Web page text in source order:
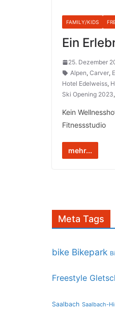
FAMILY/KIDS
Ein
25. Dezember
Alpen, Carver,
Hotel Edelweiss,
Ski Opening 2023,
Kein
Fitnessstudio
mehr...
Meta Tags
bike Bikepark
Freestyle
Saalbach Saalbach-